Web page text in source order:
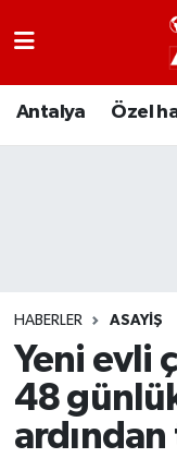
Antalya Özel
HABERLER ASAYIŞ
Yeni evli
48
Antalya
Eğitim
Ekonomi
Nöbetçi
Tüm
Son Dakika